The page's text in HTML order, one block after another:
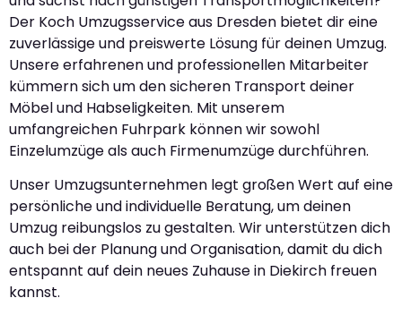
Der Koch Umzugsservice aus Dresden bietet dir eine
zuverlässige und preiswerte Lösung für deinen Umzug.
Unsere erfahrenen und professionellen Mitarbeiter
kümmern sich um den sicheren Transport deiner
Möbel und Habseligkeiten. Mit unserem
umfangreichen Fuhrpark können wir sowohl
Einzelumzüge als auch Firmenumzüge durchführen.
Unser Umzugsunternehmen legt großen Wert auf eine
persönliche und individuelle Beratung, um deinen
Umzug reibungslos zu gestalten. Wir unterstützen dich
auch bei der Planung und Organisation, damit du dich
entspannt auf dein neues Zuhause in Diekirch freuen
kannst.